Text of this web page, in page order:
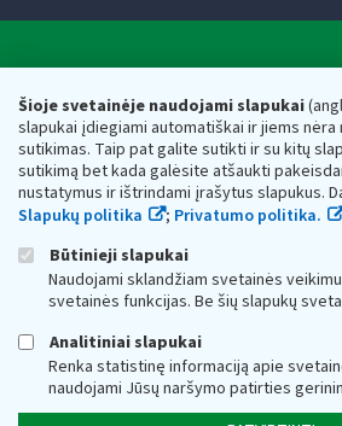
Šioje svetainėje naudojami slapukai
slapukai įdiegiami automatiškai ir jiems nėra
sutikimas. Taip pat galite sutikti ir su kitų
sutikimą bet kada galėsite atšaukti
nustatymus ir ištrindami įrašytus slapukus.
Slapukų politika
; Privatumo politika.
Būtinieji slapukai
Naudojami sklandžiam svetainės
svetainės funkcijas. Be šių slapukų
Analitiniai slapukai
Renka statistinę informaciją apie
naudojami Jūsų naršymo patirties
Valstybinė mokesčių inspekcija
Respublikos finansų ministerijos
Biudžetinė įstaiga. Juridinio asmens kodas —
adresas: Vasario 16-osios g. 14, 01107
vmi@vmi.lt , E. pristatymo dėžutės adresas
Duomenys apie Valstybinę mokesčių
Respublikos finansų ministerijos kaupiami ir